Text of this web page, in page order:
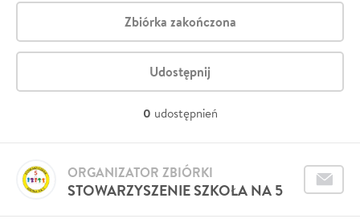
Zbiórka zakończona
Udostępnij
0 udostępnień
STOWARZYSZENIE SZKOŁA NA 5
ORGANIZATOR ZBIÓRKI